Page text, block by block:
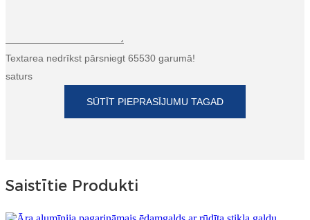
Textarea nedrīkst pārsniegt 65530 garumā!
saturs
SŪTĪT PIEPRASĪJUMU TAGAD
Saistītie Produkti